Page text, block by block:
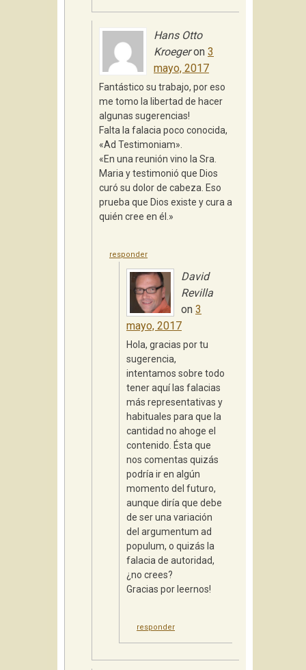
Hans Otto
Kroegeron 3
mayo, 2017
Fantástico su trabajo, por eso
me tomo la libertad de hacer
algunas sugerencias!
Falta la falacia poco conocida,
«Ad Testimoniam».
«En una reunión vino la Sra.
Maria y testimonió que Dios
curó su dolor de cabeza. Eso
prueba que Dios existe y cura a
quién cree en él.»
responder
David
Revilla
on 3
mayo, 2017
Hola, gracias por tu
sugerencia,
intentamos sobre todo
tener aquí las falacias
más representativas y
habituales para que la
cantidad no ahoge el
contenido. Ésta que
nos comentas quizás
podría ir en algún
momento del futuro,
aunque diría que debe
de ser una variación
del argumentum ad
populum, o quizás la
falacia de autoridad,
¿no crees?
Gracias por leernos!
responder